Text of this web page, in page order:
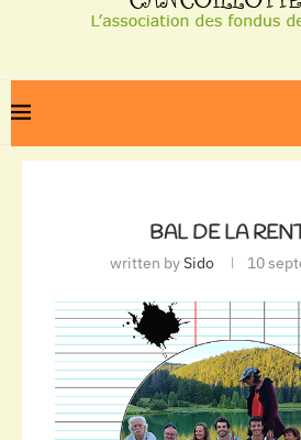
BAL DE LA
written bySido 10